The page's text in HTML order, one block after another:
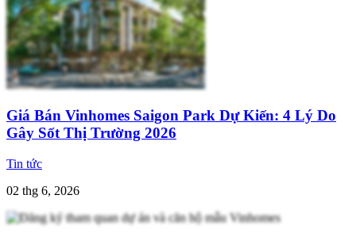
Giá Bán Vinhomes Saigon Park Dự Kiến: 4 Lý Do
Gây Sốt Thị Trường 2026
Tin tức
02 thg 6, 2026